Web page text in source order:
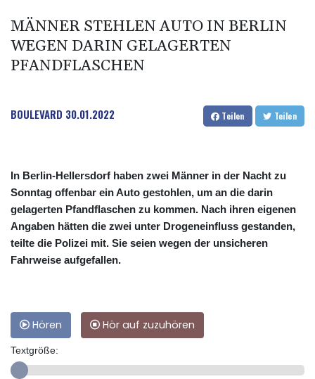
MÄNNER STEHLEN AUTO IN BERLIN
WEGEN DARIN GELAGERTEN
PFANDFLASCHEN
BOULEVARD 30.01.2022 Teilen Teilen
In Berlin-Hellersdorf haben zwei Männer in der Nacht zu
Sonntag offenbar ein Auto gestohlen, um an die darin
gelagerten Pfandflaschen zu kommen. Nach ihren eigenen
Angaben hätten die zwei unter Drogeneinfluss gestanden,
teilte die Polizei mit. Sie seien wegen der unsicheren
Fahrweise aufgefallen.
Hören Hör auf zuzuhören
Textgröße: